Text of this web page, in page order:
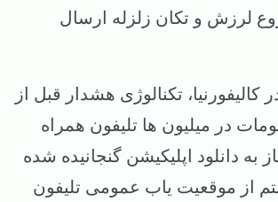
لرزش و تکان زلزله ارسال
تکنالوژی هشدار قبل از
در میلیون‌ ها تلیفون همراه
به دانلود اپلیکیشن گنجانیده شده
از موقعیت یاب عمومی تلیفون